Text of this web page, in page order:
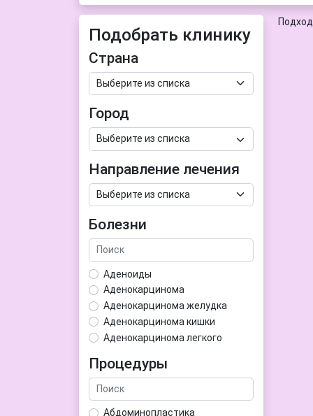
Подобрать клинику
Страна
Город
Направление лечения
Болезни
Аденоиды
Аденокарцинома
Аденокарцинома желудка
Аденокарцинома кишки
Аденокарцинома легкого
Аденома гипофиза
Аденома простаты
Аденома щитовидной железы
Процедуры
Абдоминопластика